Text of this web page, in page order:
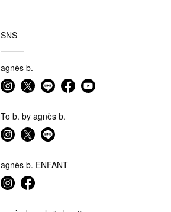
SNS
agnès b.
To b. by agnès b.
agnès b. ENFANT